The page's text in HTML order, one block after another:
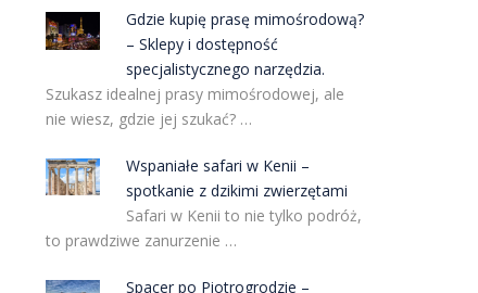
Gdzie kupię prasę mimośrodową?
– Sklepy i dostępność
specjalistycznego narzędzia.
Szukasz idealnej prasy mimośrodowej, ale
nie wiesz, gdzie jej szukać? …
Wspaniałe safari w Kenii –
spotkanie z dzikimi zwierzętami
Safari w Kenii to nie tylko podróż,
to prawdziwe zanurzenie …
Spacer po Piotrogrodzie –